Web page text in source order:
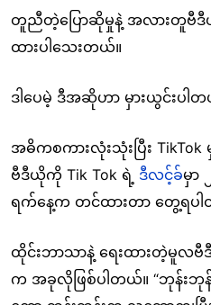
တူညီတဲ့ပြောဆိုမှုနဲ့ အလားတူဗီ
ထားပါသေးတယ်။
ဒါပေမဲ့ ဒီအဆိုဟာ မှားယွင်းပါ
အဓိကစကားလုံးသုံးပြီး TikTok
ဗီဒီယိုကို Tik Tok ရဲ့ ဒီလင့်ခ်မှာ
ရက်နေ့က တင်ထားတာ တွေ့ရပ
ထိုင်းဘာသာနဲ့ ရေးထားတဲ့မူလ
က အခုလိုဖြစ်ပါတယ်။ “ဘုန်းဘုန်